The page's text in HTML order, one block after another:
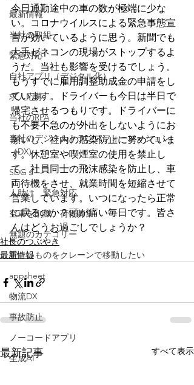
最新情報
当社の取組
緊急対応
自社アプリ（デジタル化）
求人応募
当社のRPA
当社のデジタルトランスフォーメーション
（DX)
SDGｓ
人助け 緊急対応
空車を削減、荷物募集
無題のカテゴリー
重たいものをクレーンで移動したい
appsheet
物流DX
事故防止
ノーコードアプリ
生成AI
今日通勤途中の車の数が極端に少な
い。コロナウイルスによる緊急事態宣
言が効いているように思う。新聞でも
大手ゼネコンの現場がストップするよ
うだ。当社も影響を受けるでしょう。
もうすでに雇用調整助成金の申請をし
ています。ドライバーも今日は半日で
帰宅させるつもりです。ドライバーに
も不要不急のが外出をしないようにお
願いし、社内の感染防止に努めていま
す。休憩室や喫煙室の使用を禁止し
て、社員同士の飛沫感染を防止し、 車
両待機をさせ、就業時間を短縮させて
営業しています。いつになったら正常
に戻るのか？頭が痛い毎日です。皆さ
んはどうお過ごしでしょうか？
社長のつぶやき
最新情報
最新記事 すべて表示